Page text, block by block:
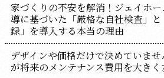
家づくりの不安を解消！ジェイホ
導に基づいた「厳格な自社検査」
録」を導入する本当の理由
デザインや価格だけで決めていませ
が将来のメンテナンス費用を大き